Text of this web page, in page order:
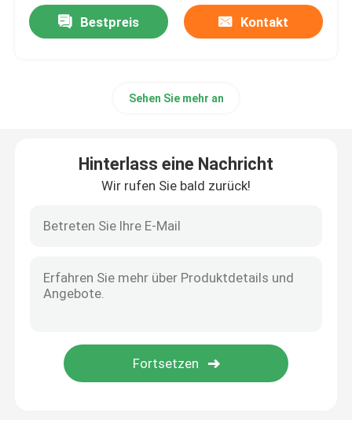
Bestpreis Kontakt
Sehen Sie mehr an
Hinterlass eine Nachricht
Wir rufen Sie bald zurück!